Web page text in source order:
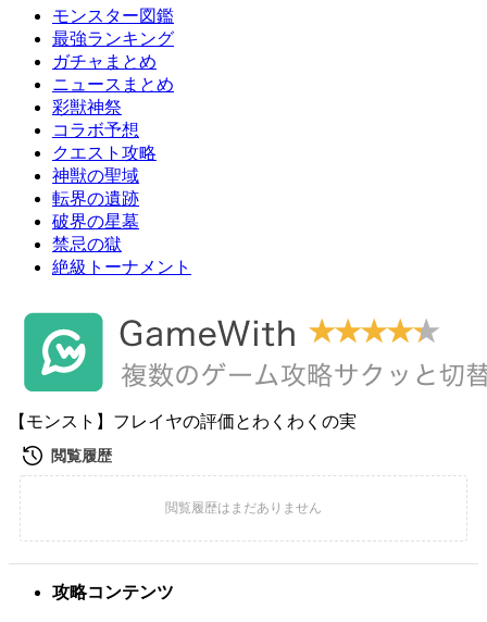
モンスター図鑑
最強ランキング
ガチャまとめ
ニュースまとめ
彩獣神祭
コラボ予想
クエスト攻略
神獣の聖域
転界の遺跡
破界の星墓
禁忌の獄
絶級トーナメント
【モンスト】フレイヤの評価とわくわくの実
攻略コンテンツ